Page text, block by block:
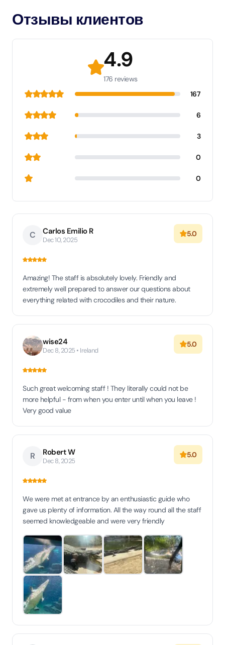
Отзывы клиентов
4.9
176 reviews
167
6
3
0
0
C Carlos Emilio R
Dec 10, 2025
5.0
Amazing! The staff is absolutely lovely. Friendly and
extremely well prepared to answer our questions about
everything related with crocodiles and their nature.
wise24
Dec 8, 2025 • Ireland
5.0
Such great welcoming staff ! They literally could not be
more helpful - from when you enter until when you leave !
Very good value
R Robert W
Dec 8, 2025
5.0
We were met at entrance by an enthusiastic guide who
gave us plenty of information. All the way round all the staff
seemed knowledgeable and were very friendly